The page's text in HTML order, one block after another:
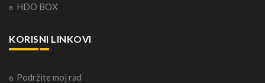
HDO BOX
KORISNI LINKOVI
Podržite moj rad